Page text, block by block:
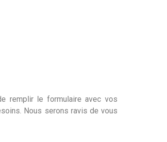
remplir le formulaire avec vos
Nous serons ravis de vous